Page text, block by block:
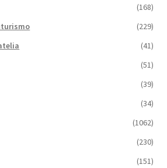
(168)
(229)
(41)
(51)
(39)
(34)
(1062)
(230)
(151)